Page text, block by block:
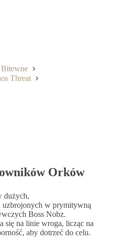
Threat
Orków
dużych,
uzbrojonych w prymitywną
Boss Nobz.
się na linie wroga, licząc na
aby dotrzeć do celu.